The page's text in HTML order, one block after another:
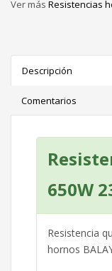
Ver más Resistencias
Descripción
Comentarios
650W
Resistencia
hornos